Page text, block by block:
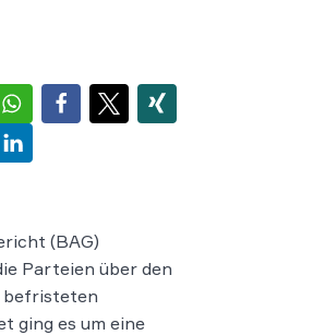
(BAG)
Parteien über den
befristeten
ging es um eine